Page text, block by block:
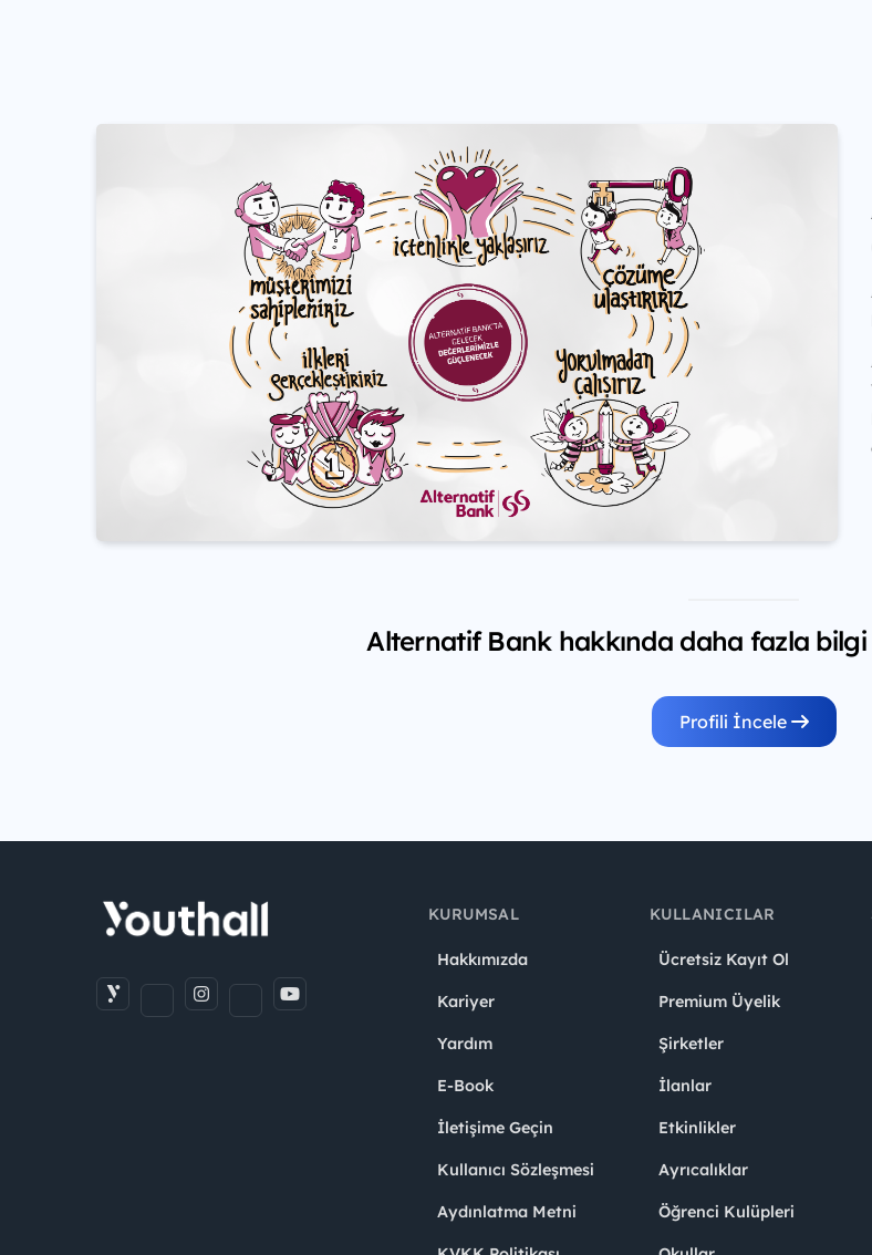
Alternatif Bank hakkında daha fazla
Profili İncele
KURUMSAL
Hakkımızda
Kariyer
Yardım
E-Book
İletişime Geçin
Kullanıcı Sözleşmesi
Aydınlatma Metni
KULLANICILAR
Ücretsiz Kayıt Ol
Premium Üyelik
Şirketler
İlanlar
Etkinlikler
Ayrıcalıklar
Öğrenci Kulüpleri